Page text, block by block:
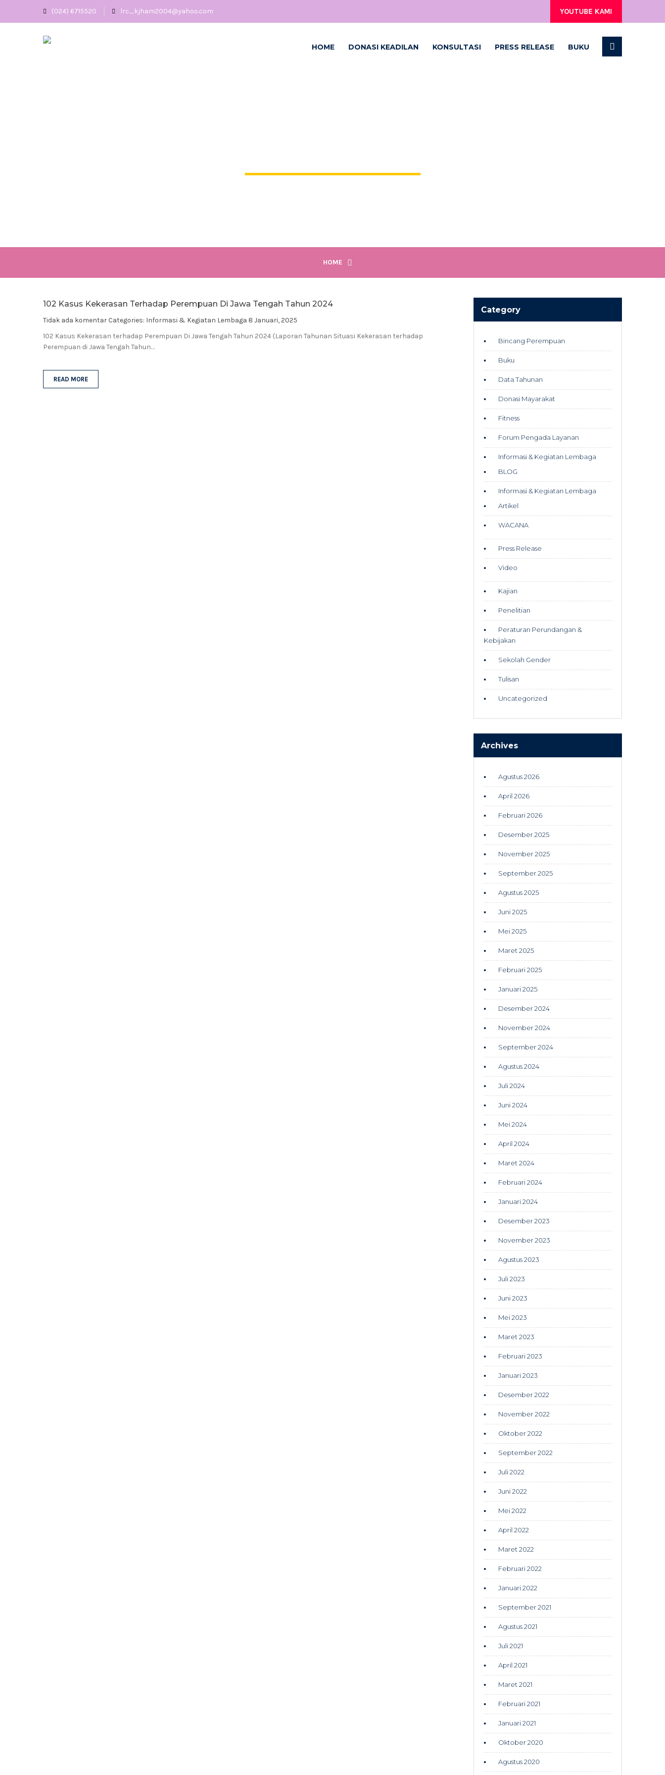
(024) 6715520 lrc_kjham2004@yahoo.com YOUTUBE KAMI
HOME DONASI KEADILAN KONSULTASI PRESS RELEASE BUKU
HOME
102 Kasus Kekerasan Terhadap Perempuan Di Jawa Tengah Tahun 2024
Tidak ada komentar Categories: Informasi & Kegiatan Lembaga 8 Januari, 2025
102 Kasus Kekerasan terhadap Perempuan Di Jawa Tengah Tahun 2024 (Laporan Tahunan Situasi Kekerasan terhadap
Perempuan di Jawa Tengah Tahun…
READ MORE
Category
Bincang Perempuan
Buku
Data Tahunan
Donasi Mayarakat
Fitness
Forum Pengada Layanan
Informasi & Kegiatan Lembaga
BLOG
Informasi & Kegiatan Lembaga
Artikel
WACANA
Press Release
Video
Kajian
Penelitian
Peraturan Perundangan &
Kebijakan
Sekolah Gender
Tulisan
Uncategorized
Archives
Agustus 2026
April 2026
Februari 2026
Desember 2025
November 2025
September 2025
Agustus 2025
Juni 2025
Mei 2025
Maret 2025
Februari 2025
Januari 2025
Desember 2024
November 2024
September 2024
Agustus 2024
Juli 2024
Juni 2024
Mei 2024
April 2024
Maret 2024
Februari 2024
Januari 2024
Desember 2023
November 2023
Agustus 2023
Juli 2023
Juni 2023
Mei 2023
Maret 2023
Februari 2023
Januari 2023
Desember 2022
November 2022
Oktober 2022
September 2022
Juli 2022
Juni 2022
Mei 2022
April 2022
Maret 2022
Februari 2022
Januari 2022
September 2021
Agustus 2021
Juli 2021
April 2021
Maret 2021
Februari 2021
Januari 2021
Oktober 2020
Agustus 2020